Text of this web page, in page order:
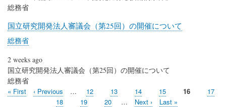
総務省
国立研究開発法人審議会（第25回）の開催について
総務省
2 weeks ago
国立研究開発法人審議会（第25回）の開催について
総務省
Pagination
First
« First
Previous
‹ Previous … Page
12 Page
13 Page
14 Page
15
Current
16 Page
17
Page
18 Page
19 Page
20 …
Next
Next ›
Last
Last »